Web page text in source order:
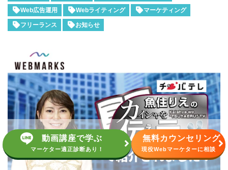
Web広告運用 Webライティング マーケティング
フリーランス お知らせ
動画講座で学ぶ
マーケター適正診断あり！
無料カウンセリング
現役Webマーケターに相談